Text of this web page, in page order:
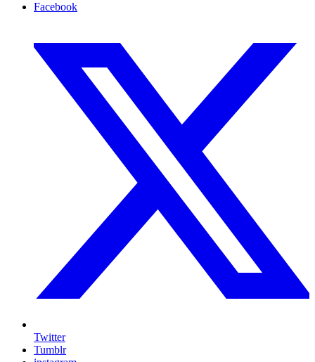
Facebook
Twitter
Tumblr